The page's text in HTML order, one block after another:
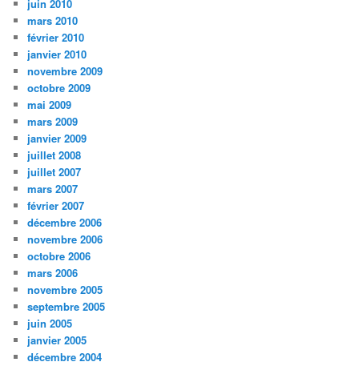
juin 2010
mars 2010
février 2010
janvier 2010
novembre 2009
octobre 2009
mai 2009
mars 2009
janvier 2009
juillet 2008
juillet 2007
mars 2007
février 2007
décembre 2006
novembre 2006
octobre 2006
mars 2006
novembre 2005
septembre 2005
juin 2005
janvier 2005
décembre 2004